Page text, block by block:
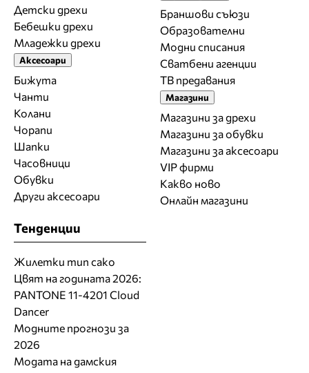
Детски дрехи
Бебешки дрехи
Младежки дрехи
Аксесоари
Бижута
Чанти
Колани
Чорапи
Шапки
Часовници
Обувки
Други аксесоари
Браншови съюзи
Образователни
Модни списания
Сватбени агенции
ТВ предавания
Магазини
Магазини за дрехи
Магазини за обувки
Магазини за aксесоари
VIP фирми
Какво ново
Онлайн магазини
Тенденции
Жилетки тип сако
Цвят на годината 2026:
PANTONE 11-4201 Cloud
Dancer
Модните прогнози за
2026
Модата на дамския